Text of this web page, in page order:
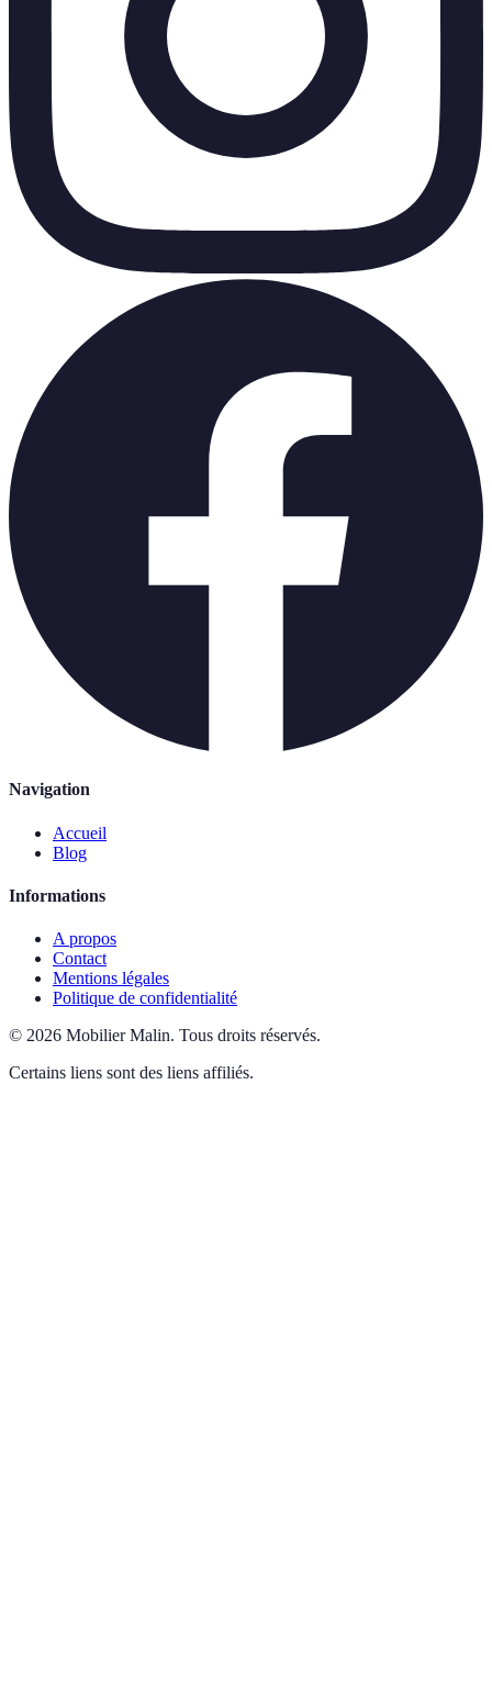
Navigation
Accueil
Blog
Informations
A propos
Contact
Mentions légales
Politique de confidentialité
© 2026 Mobilier Malin. Tous droits réservés.
Certains liens sont des liens affiliés.